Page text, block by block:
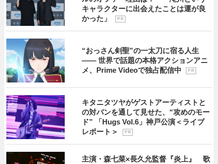
キャラクターに出会えたことは運が良
かった」
P R
“おっさん剣聖”の一太刀に宿る人生
―― 世界で話題の本格アクションアニ
メ、Prime Videoで独占配信中
P R
キタニタツヤがゲストアーティストと
の対バンを通して見せた、“攻めのモー
ド” 「Hugs Vol.6」神戸公演＜ライブ
レポート＞
P R
主演・森七菜×長久允監督『炎上』 歌